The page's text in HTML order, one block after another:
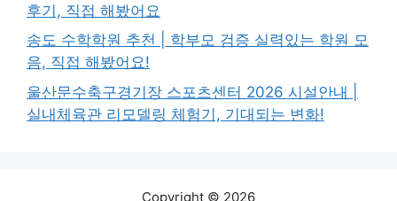
후기, 직접 해봤어요
송도 수학학원 추천 | 학부모 검증 실력있는 학원 모
음, 직접 해봤어요!
울산문수축구경기장 스포츠센터 2026 시설안내 |
실내체육관 리모델링 체험기, 기대되는 변화!
Copyright © 2026